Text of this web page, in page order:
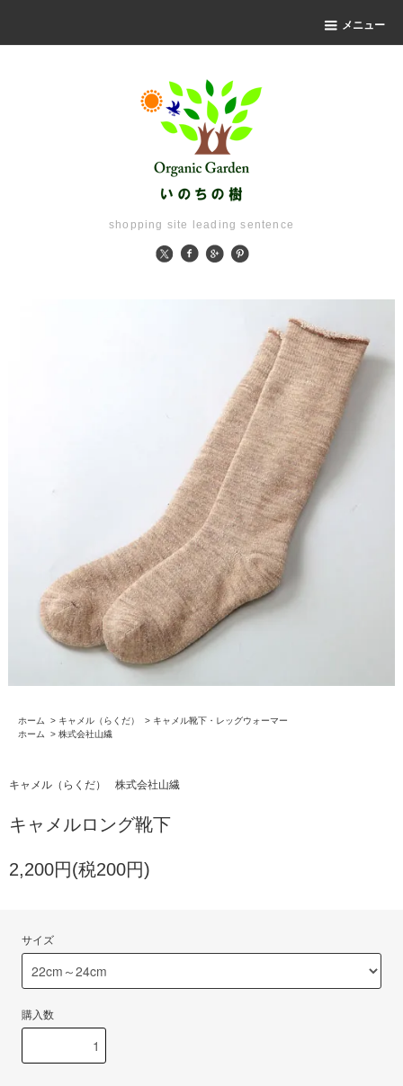
メニュー
shopping site leading sentence
ホーム > キャメル（らくだ） > キャメル靴下・レッグウォーマー
ホーム
> 株式会社山繊
キャメル（らくだ） 株式会社山繊
キャメルロング靴下
2,200円(税200円)
サイズ
購入数